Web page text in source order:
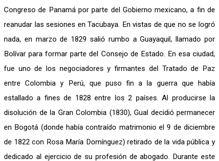
Congreso de Panamá por parte del Gobierno mexicano, a fin de
reanudar las sesiones en Tacubaya. En vistas de que no se logró
nada, en marzo de 1829 salió rumbo a Guayaquil, llamado por
Bolívar para formar parte del Consejo de Estado. En esa ciudad,
fue uno de los negociadores y firmantes del Tratado de Paz
entre Colombia y Perú, que puso fin a la guerra que había
estallado a fines de 1828 entre los 2 países. Al producirse la
disolución de la Gran Colombia (1830), Gual decidió permanecer
en Bogotá (donde había contraído matrimonio el 9 de diciembre
de 1822 con Rosa María Domínguez) retirado de la vida pública y
dedicado al ejercicio de su profesión de abogado. Durante este